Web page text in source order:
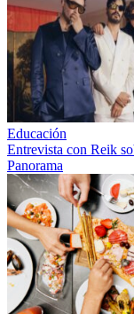
Educación
Entrevista con Reik
Panorama